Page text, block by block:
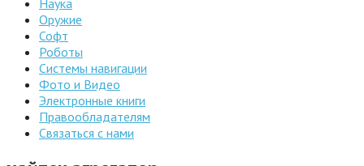
Наука
Оружие
Софт
Роботы
Системы навигации
Фото и Видео
Электронные книги
Правообладателям
Связаться с нами